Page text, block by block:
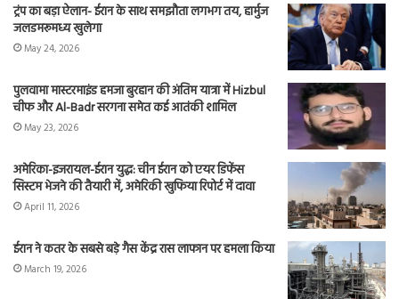
ट्रंप का बड़ा ऐलान- ईरान के साथ समझौता लगभग तय, हार्मुज
जलडमरूमध्य खुलेगा
May 24, 2026
पुलवामा मास्टरमाइंड हमजा बुरहान की अंतिम यात्रा में Hizbul
चीफ और Al-Badr सरगना समेत कई आतंकी शामिल
May 23, 2026
अमेरिका-इजरायल-ईरान युद्ध: चीन ईरान को एयर डिफेंस
सिस्टम भेजने की तैयारी में, अमेरिकी खुफिया रिपोर्ट में दावा
April 11, 2026
ईरान ने कतर के सबसे बड़े गैस केंद्र रास लाफान पर हमला किया
March 19, 2026